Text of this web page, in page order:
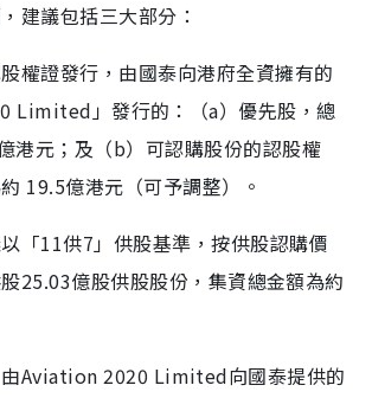
建議包括三大部分：
權證發行，由國泰向港府全資擁有的
Limited」發行的：（a）優先股，總
港元；及（b）可認購股份的認股權
19.5億港元（可予調整）。
「11供7」供股基準，按供股認購價
25.03億股供股股份，集資總金額為約
Aviation 2020 Limited向國泰提供的